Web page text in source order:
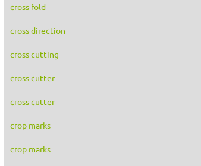
cross fold
cross direction
cross cutting
cross cutter
cross cutter
crop marks
crop marks